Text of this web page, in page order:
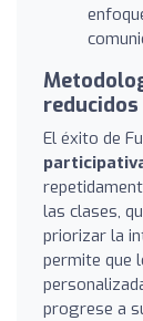
reducidos
El éxito de
las clases,
priorizar la
permite que
progrese a